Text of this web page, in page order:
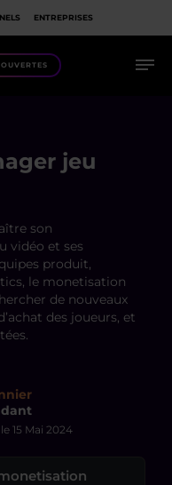
ENTREPRISES
jeu
son
vidéo et ses
produit,
le monetisation
de nouveaux
des joueurs, et
15 Mai 2024